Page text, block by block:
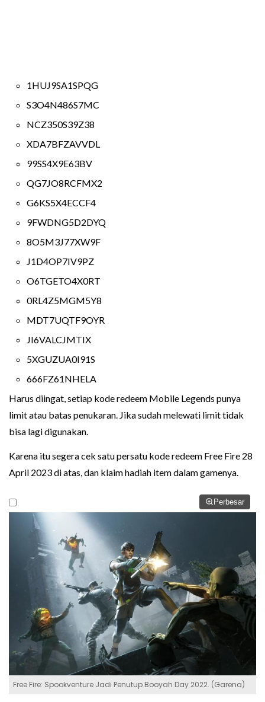
1HUJ9SA1SPQG
S3O4N486S7MC
NCZ350S39Z38
XDA7BFZAVVDL
99SS4X9E63BV
QG7JO8RCFMX2
G6KS5X4ECCF4
9FWDNG5D2DYQ
8O5M3J77XW9F
J1D4OP7IV9PZ
O6TGETO4X0RT
0RL4Z5MGM5Y8
MDT7UQTF9OYR
JI6VALCJMTIX
5XGUZUA0I91S
666FZ61NHELA
Harus diingat, setiap kode redeem Mobile Legends punya
limit atau batas penukaran. Jika sudah melewati limit tidak
bisa lagi digunakan.
Karena itu segera cek satu persatu kode redeem Free Fire 28
April 2023 di atas, dan klaim hadiah item dalam gamenya.
Perbesar
Free Fire: Spookventure Jadi Penutup Booyah Day 2022. (Garena)